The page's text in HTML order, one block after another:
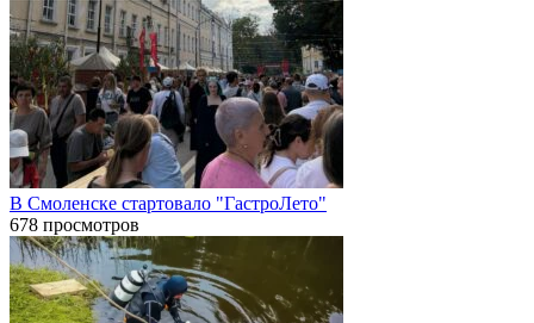
В Смоленске стартовало "ГастроЛето"
678 просмотров